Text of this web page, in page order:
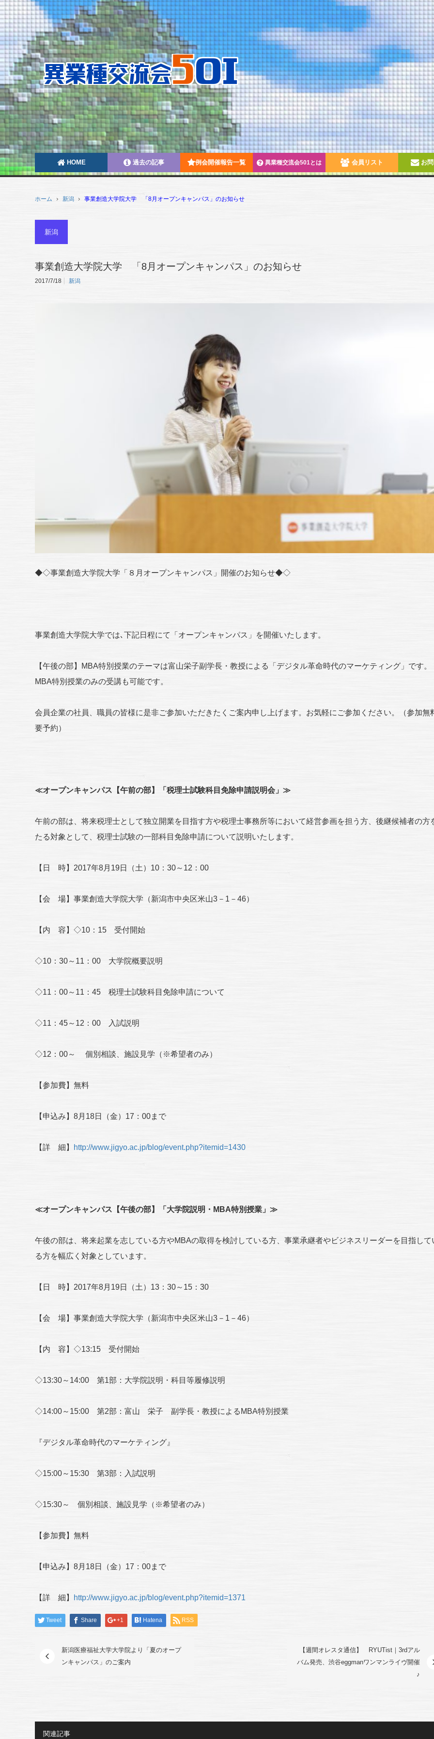
HOME 過去の記事 例会開催報告一覧 異業種交流会501とは 会員リスト お問
ホーム 新潟 事業創造大学院大学 「8月オープンキャンパス」のお知らせ
新潟
事業創造大学院大学 「8月オープンキャンパス」のお知らせ
2017/7/18 新潟
◆◇事業創造大学院大学「８月オープンキャンパス」開催のお知らせ◆◇
事業創造大学院大学では､下記日程にて「オープンキャンパス」を開催いたします。
【午後の部】MBA特別授業のテーマは富山栄子副学長・教授による「デジタル革命時代のマーケティング」です。
MBA特別授業のみの受講も可能です。
会員企業の社員、職員の皆様に是非ご参加いただきたくご案内申し上げます。お気軽にご参加ください。（参加無
要予約）
≪オープンキャンパス【午前の部】「税理士試験科目免除申請説明会」≫
午前の部は、将来税理士として独立開業を目指す方や税理士事務所等において経営参画を担う方、後継候補者の方
たる対象として、税理士試験の一部科目免除申請について説明いたします。
【日 時】2017年8月19日（土）10：30～12：00
【会 場】事業創造大学院大学（新潟市中央区米山3－1－46）
【内 容】◇10：15 受付開始
◇10：30～11：00 大学院概要説明
◇11：00～11：45 税理士試験科目免除申請について
◇11：45～12：00 入試説明
◇12：00～ 個別相談、施設見学（※希望者のみ）
【参加費】無料
【申込み】8月18日（金）17：00まで
【詳 細】 http://www.jigyo.ac.jp/blog/event.php?itemid=1430
≪オープンキャンパス【午後の部】「大学院説明・MBA特別授業」≫
午後の部は、将来起業を志している方やMBAの取得を検討している方、事業承継者やビジネスリーダーを目指して
る方を幅広く対象としています。
【日 時】2017年8月19日（土）13：30～15：30
【会 場】事業創造大学院大学（新潟市中央区米山3－1－46）
【内 容】◇13:15 受付開始
◇13:30～14:00 第1部：大学院説明・科目等履修説明
◇14:00～15:00 第2部：富山 栄子 副学長・教授によるMBA特別授業
『デジタル革命時代のマーケティング』
◇15:00～15:30 第3部：入試説明
◇15:30～ 個別相談、施設見学（※希望者のみ）
【参加費】無料
【申込み】8月18日（金）17：00まで
【詳 細】 http://www.jigyo.ac.jp/blog/event.php?itemid=1371
Tweet Share +1 Hatena RSS
新潟医療福祉大学大学院より「夏のオープ
ンキャンパス」のご案内
【週間オレスタ通信】 RYUTist｜3rdアル
バム発売、渋谷eggmanワンマンライヴ開催
♪
関連記事